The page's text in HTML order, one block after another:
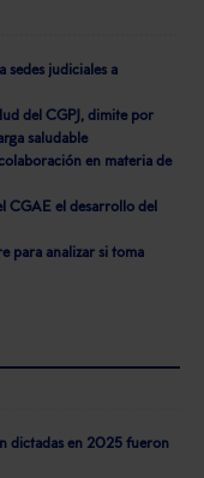
sedes judiciales a
del CGPJ, dimite por
saludable
en materia de
CGAE el desarrollo del
para analizar si toma
dictadas en 2025 fueron